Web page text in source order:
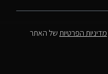
מדיניות הפרטיותשל האתר